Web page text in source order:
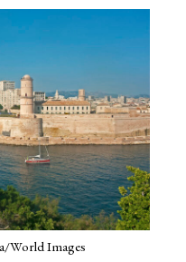
World Images